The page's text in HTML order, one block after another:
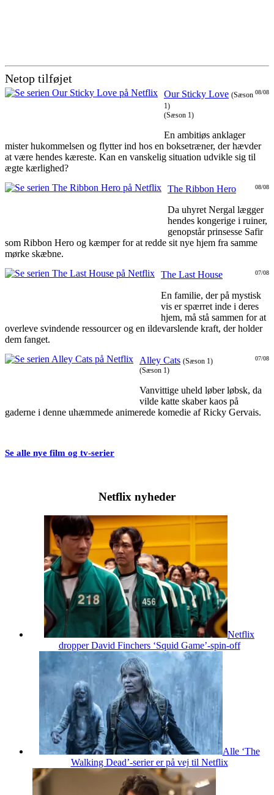
Netop tilføjet
08/08
Our Sticky Love (Sæson
1)
(Sæson 1)
En ambitiøs anklager
mister hukommelsen og flytter ind hos en boksetræner, der hævder
at være hendes kæreste. Kan en vanskelig situation udvikle sig til
ægte kærlighed?
08/08
The Ribbon Hero
Da uhyret Nergal lægger
hendes kongerige i ruiner,
genopstår prinsesse Safir
som Ribbon Hero og kæmper for at redde sit nye hjem fra samme
mørke skæbne.
07/08
The Last House
En familie, der på mystisk
vis er spærret inde i deres
hjem, må stå sammen for at
overleve svindende ressourcer og en ildevarslende kraft, der holder
dem fanget.
07/08
Alley Cats (Sæson 1)
(Sæson 1)
Vanvittige uheld løber løbsk, da
vilde katte skaber kaos på
gaderne i denne uhæmmede animerede komedie af Ricky Gervais.
Se alle nye film og tv-serier
Netflix nyheder
Netflix
dropper David Finchers ‘Squid Game’-spin-off
Alle ‘The
Walking Dead’-serier er på vej til Netflix